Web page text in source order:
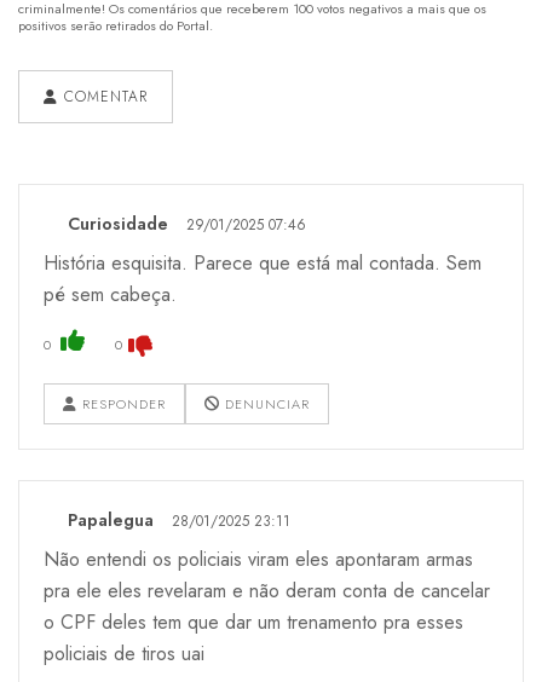
criminalmente! Os comentários que receberem 100 votos negativos a mais que os
positivos serão retirados do Portal.
COMENTAR
Curiosidade 29/01/2025 07:46
História esquisita. Parece que está mal contada. Sem
pé sem cabeça.
0 0
RESPONDER DENUNCIAR
Papalegua 28/01/2025 23:11
Não entendi os policiais viram eles apontaram armas
pra ele eles revelaram e não deram conta de cancelar
o CPF deles tem que dar um trenamento pra esses
policiais de tiros uai